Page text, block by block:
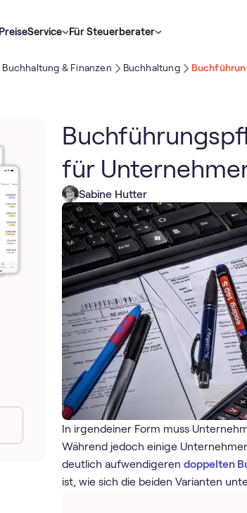
PreiseService Für Steuerberater
Buchhaltung & Finanzen Buchhaltung
für
Sabine Hutter
In irgendeiner Form muss
Während jedoch einige
deutlich aufwendigerendoppelten
ist, wie sich die beiden Varianten